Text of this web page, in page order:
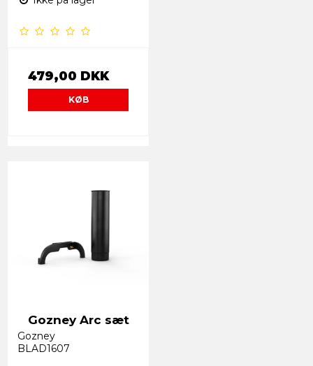
479,00 DKK
KØB
Gozney Arc sæt
Gozney
BLAD1607